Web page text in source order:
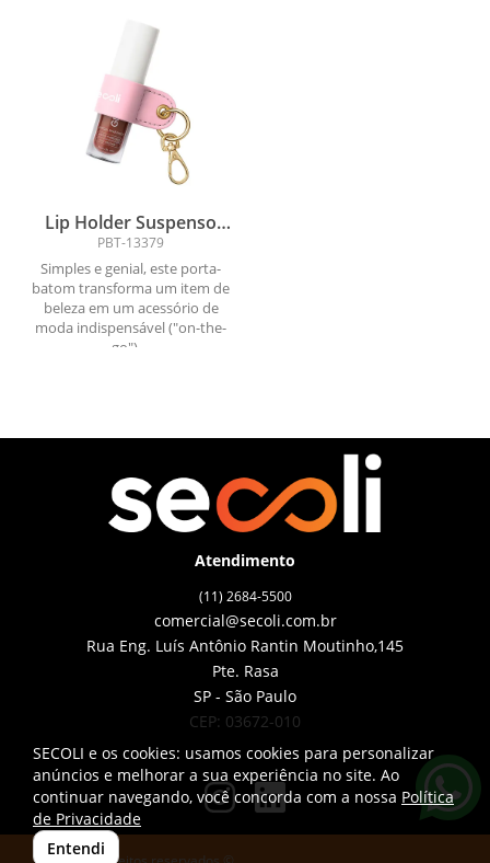
Lip Holder Suspenso
para Acessórios
PBT-13379
Simples e genial, este porta-
batom transforma um item de
beleza em um acessório de
moda indispensável ("on-the-
go")....
Atendimento
(11) 2684-5500
comercial@secoli.com.br
Rua Eng. Luís Antônio Rantin Moutinho,145
Pte. Rasa
SP - São Paulo
CEP: 03672-010
SECOLI e os cookies: usamos cookies para personalizar
anúncios e melhorar a sua experiência no site. Ao
continuar navegando, você concorda com a nossa Política
de Privacidade
Entendi